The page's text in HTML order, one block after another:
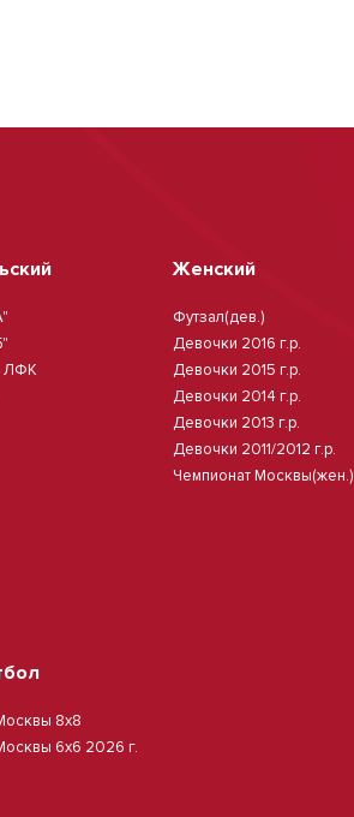
ЛФК
Женский
Футзал(дев.)
Девочки 2016 г.р.
Девочки 2015 г.р.
Девочки 2014 г.р.
Девочки 2013 г.р.
Девочки 2011/2012 г.р.
Чемпионат Москвы(жен.)
8х8
6х6 2026 г.